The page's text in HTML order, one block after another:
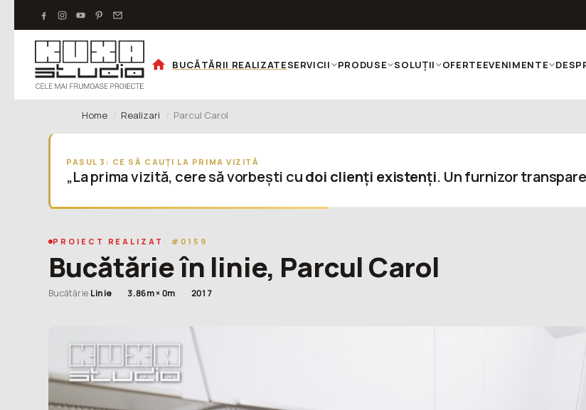
BUCĂTĂRII REALIZATESERVICII PRODUSE SOLUȚII OFERTEEVENIMENTE
Home Realizari Parcul Carol
PASUL 3: CE SĂ CAUȚI LA PRIMA VIZITĂ
„La prima vizită, cere să vorbești cudoi clienți existenți. Un furnizor
PROIECT REALIZAT · #0159
Bucătărie în linie, Parcul Carol
Bucătărie Linie 3.86m × 0m 2017